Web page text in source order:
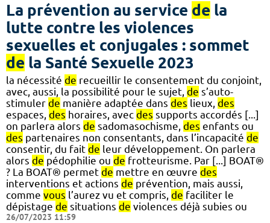
La prévention au service de la
lutte contre les violences
sexuelles et conjugales : sommet
de la Santé Sexuelle 2023
la nécessité de recueillir le consentement du conjoint,
avec, aussi, la possibilité pour le sujet, de s’auto-
stimuler de manière adaptée dans des lieux, des
espaces, des horaires, avec des supports accordés [...]
on parlera alors de sadomasochisme, des enfants ou
des partenaires non consentants, dans l’incapacité de
consentir, du fait de leur développement. On parlera
alors de pédophilie ou de frotteurisme. Par [...] BOAT®
? La BOAT® permet de mettre en œuvre des
interventions et actions de prévention, mais aussi,
comme vous l’aurez vu et compris, de faciliter le
dépistage de situations de violences déjà subies ou
26/07/2023 11:59